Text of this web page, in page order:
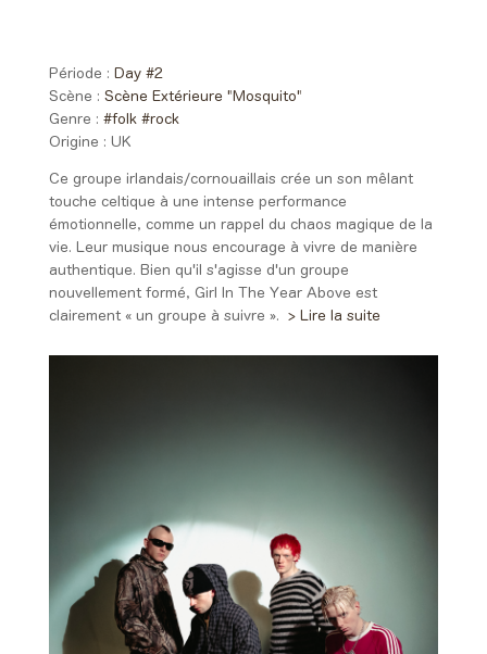
Période :
Day #2
Scène : Scène Extérieure "Mosquito"
Genre : #folk #rock
Origine : UK
Ce groupe irlandais/cornouaillais crée un son mêlant
touche celtique à une intense performance
émotionnelle, comme un rappel du chaos magique de la
vie. Leur musique nous encourage à vivre de manière
authentique. Bien qu'il s'agisse d'un groupe
nouvellement formé, Girl In The Year Above est
clairement « un groupe à suivre ».
> Lire la suite